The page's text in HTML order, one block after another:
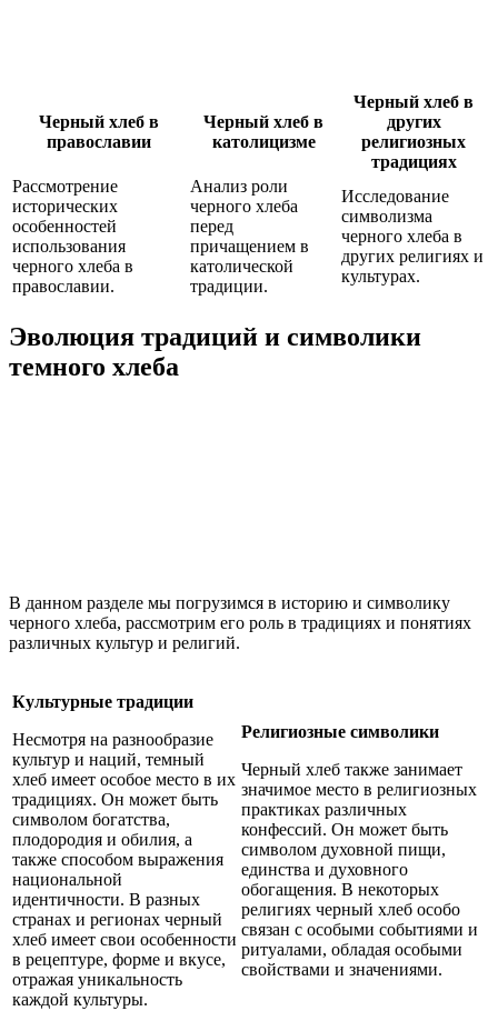
Черный хлеб в
православии
Черный хлеб в
католицизме
Черный хлеб в
других
религиозных
традициях
Рассмотрение
исторических
особенностей
использования
черного хлеба в
православии.
Анализ роли
черного хлеба
перед
причащением в
католической
традиции.
Исследование
символизма
черного хлеба в
других религиях и
культурах.
Эволюция традиций и символики
темного хлеба
В данном разделе мы погрузимся в историю и символику
черного хлеба, рассмотрим его роль в традициях и понятиях
различных культур и религий.
Культурные традиции
Несмотря на разнообразие
культур и наций, темный
хлеб имеет особое место в их
традициях. Он может быть
символом богатства,
плодородия и обилия, а
также способом выражения
национальной
идентичности. В разных
странах и регионах черный
хлеб имеет свои особенности
в рецептуре, форме и вкусе,
отражая уникальность
каждой культуры.
Религиозные символики
Черный хлеб также занимает
значимое место в религиозных
практиках различных
конфессий. Он может быть
символом духовной пищи,
единства и духовного
обогащения. В некоторых
религиях черный хлеб особо
связан с особыми событиями и
ритуалами, обладая особыми
свойствами и значениями.